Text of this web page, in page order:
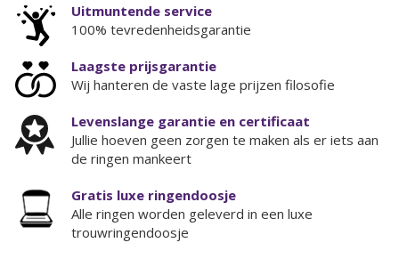
Uitmuntende service
100% tevredenheidsgarantie
Laagste prijsgarantie
Wij hanteren de vaste lage prijzen filosofie
Levenslange garantie en certificaat
Jullie hoeven geen zorgen te maken als er iets aan
de ringen mankeert
Gratis luxe ringendoosje
Alle ringen worden geleverd in een luxe
trouwringendoosje